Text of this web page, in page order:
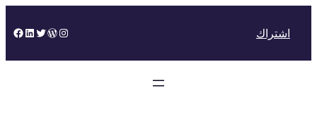
to
Facebook
LinkedIn
Twitter
WordPress
Instagram اشتراك